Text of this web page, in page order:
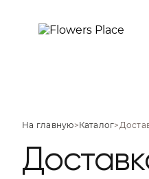
На главную> Каталог>